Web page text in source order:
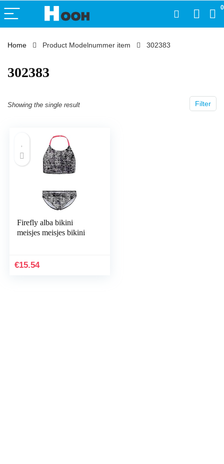
0
Home Product Modelnummer item ‎302383
‎302383
Filter
Showing the single result
Firefly alba bikini
meisjes meisjes bikini
€15.54